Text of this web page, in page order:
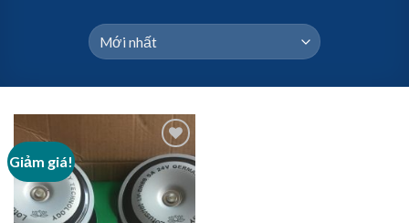
Giảm giá!
Add to
Wishlist